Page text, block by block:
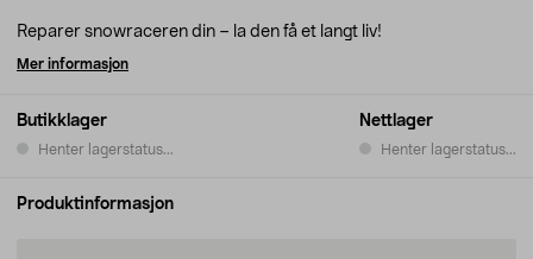
Butikklager
Henter lagerstatus...
Nettlager
Henter lagerstatus...
Reparer snowraceren din – la den få et langt liv!
Mer informasjon
Produktinformasjon